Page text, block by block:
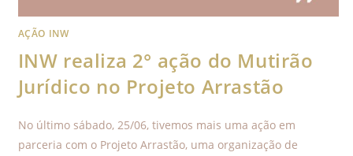
AÇÃO INW
INW realiza 2° ação do Mutirão
Jurídico no Projeto Arrastão
No último sábado, 25/06, tivemos mais uma ação em
parceria com o Projeto Arrastão, uma organização de